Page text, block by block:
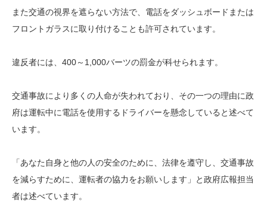
また交通の視界を遮らない方法で、電話をダッシュ​​ボードまたは
フロントガラスに取り付けることも許可されています。
違反者には、400～1,000バーツの罰金が科せられます。
交通事故により多くの人命が失われており、その一つの理由に政
府は運転中に電話を使用するドライバーを懸念していると述べて
います。
「あなた自身と他の人の安全のために、法律を遵守し、交通事故
を減らすために、運転者の協力をお願いします」と政府広報担当
者は述べています。